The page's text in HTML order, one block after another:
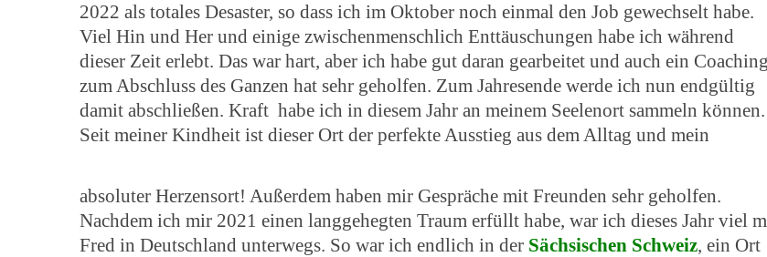
2022 als totales Desaster, so dass ich im Oktober noch einmal den Job gewechselt habe.
Viel Hin und Her und einige zwischenmenschlich Enttäuschungen habe ich während
dieser Zeit erlebt. Das war hart, aber ich habe gut daran gearbeitet und auch ein Coaching
zum Abschluss des Ganzen hat sehr geholfen. Zum Jahresende werde ich nun endgültig
damit abschließen. Kraft habe ich in diesem Jahr an meinem Seelenort sammeln können.
Seit meiner Kindheit ist dieser Ort der perfekte Ausstieg aus dem Alltag und mein
absoluter Herzensort! Außerdem haben mir Gespräche mit Freunden sehr geholfen.
Nachdem ich mir 2021 einen langgehegten Traum erfüllt habe, war ich dieses Jahr viel
Fred in Deutschland unterwegs. So war ich endlich in der Sächsischen Schweiz, ein Ort
S
e
a
c
h
r
: